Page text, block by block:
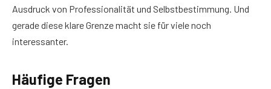
Ausdruck von Professionalität und Selbstbestimmung. Und
gerade diese klare Grenze macht sie für viele noch
interessanter.
Häufige Fragen